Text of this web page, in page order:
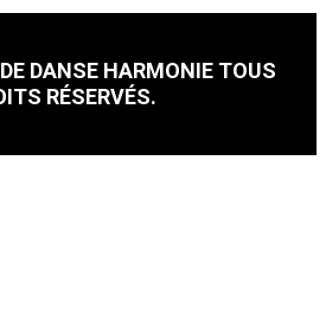
DANSE HARMONIE TOUS
RÉSERVÉS.